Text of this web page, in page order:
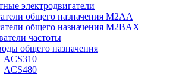
электродвигатели
общего назначения M2AA
общего назначения M2BAX
частоты
общего назначения
ACS310
ACS480